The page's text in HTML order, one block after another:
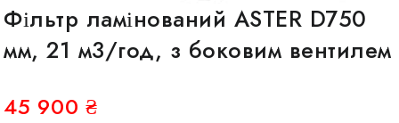
Фільтр ламінований ASTER D750
мм, 21 м3/год, з боковим вентилем
45 900 ₴